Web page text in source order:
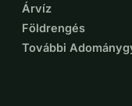
Árvíz
Földrengés
További